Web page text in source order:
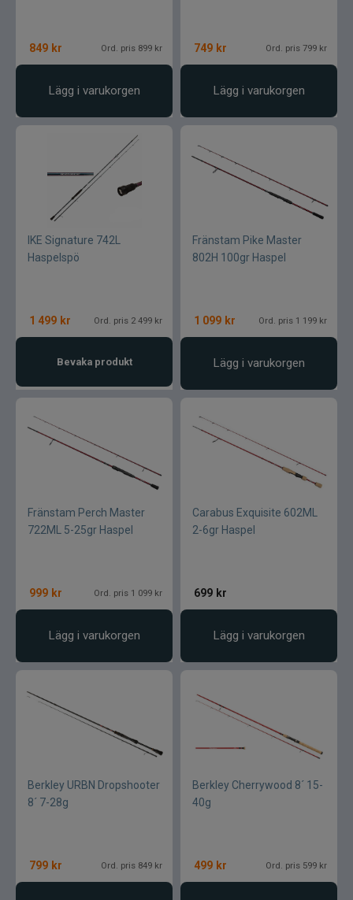
849 kr Ord. pris 899 kr
Lägg i varukorgen
749 kr Ord. pris 799 kr
Lägg i varukorgen
IKE Signature 742L
Haspelspö
1 499 kr Ord. pris 2 499 kr
Bevaka produkt
Fränstam Pike Master
802H 100gr Haspel
1 099 kr Ord. pris 1 199 kr
Lägg i varukorgen
Fränstam Perch Master
722ML 5-25gr Haspel
999 kr Ord. pris 1 099 kr
Lägg i varukorgen
Carabus Exquisite 602ML
2-6gr Haspel
699 kr
Lägg i varukorgen
Berkley URBN Dropshooter
8´ 7-28g
799 kr Ord. pris 849 kr
Berkley Cherrywood 8´ 15-
40g
499 kr Ord. pris 599 kr